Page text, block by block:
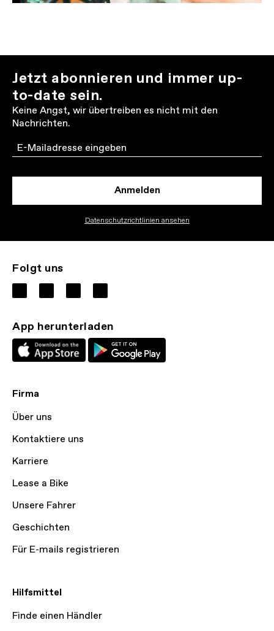
Jetzt abonnieren und immer up-
to-date sein.
Keine Angst, wir übertreiben es nicht mit den
Nachrichten.
Email
Anmelden
Datenschutzrichtlinien ansehen
Folgt uns
App herunterladen
Firma
Über uns
Kontaktiere uns
Karriere
Lease a Bike
Unsere Fahrer
Geschichten
Für E-mails registrieren
Hilfsmittel
Finde einen Händler